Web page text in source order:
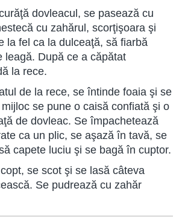
dovleacul, se pasează cu
cu zahărul, scorţişoara şi
la fel ca la dulceaţă, să fiarbă
leagă. După ce a căpătat
la rece.
de la rece, se întinde foaia şi se
se pune o caisă confiată şi o
de dovleac. Se împachetează
ca un plic, se aşază în tavă, se
capete luciu şi se bagă în cuptor.
se scot şi se lasă câteva
Se pudrează cu zahăr